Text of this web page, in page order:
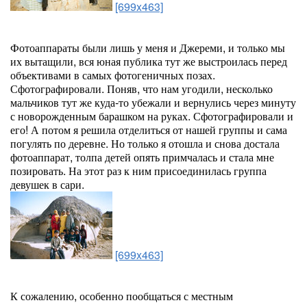
[699x463]
Фотоаппараты были лишь у меня и Джереми, и только мы
их вытащили, вся юная публика тут же выстроилась перед
объективами в самых фотогеничных позах.
Сфотографировали. Поняв, что нам угодили, несколько
мальчиков тут же куда-то убежали и вернулись через минуту
с новорожденным барашком на руках. Сфотографировали и
его! А потом я решила отделиться от нашей группы и сама
погулять по деревне. Но только я отошла и снова достала
фотоаппарат, толпа детей опять примчалась и стала мне
позировать. На этот раз к ним присоединилась группа
девушек в сари.
[699x463]
К сожалению, особенно пообщаться с местным